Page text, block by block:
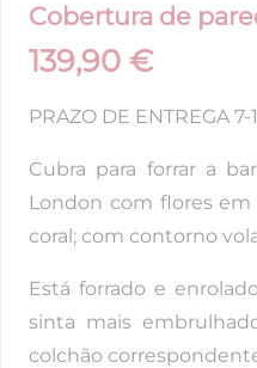
Cobertura de
139,90 €
PRAZO DE ENTREGA 7-
Cubra para forrar a
London com flores
coral; com contorno
Está forrado e
sinta mais
colchão